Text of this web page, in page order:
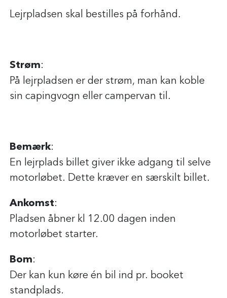
Lejrpladsen skal bestilles på forhånd.
Strøm:
På lejrpladsen er der strøm, man kan koble
sin capingvogn eller campervan til.
Bemærk:
En lejrplads billet giver ikke adgang til selve
motorløbet. Dette kræver en særskilt billet.
Ankomst:
Pladsen åbner kl 12.00 dagen inden
motorløbet starter.
Bom:
Der kan kun køre én bil ind pr. booket
standplads.